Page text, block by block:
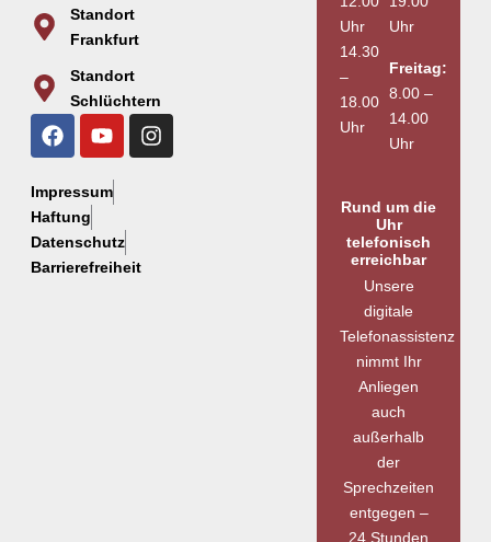
Standort
Frankfurt
Standort
Schlüchtern
Impressum
Haftung
Datenschutz
Barrierefreiheit
Uhr
14.30
–
18.00
Uhr
Uhr
Freitag:
8.00 –
14.00
Uhr
Rund um die
Uhr
telefonisch
erreichbar
Unsere
digitale
Telefonassistenz
nimmt Ihr
Anliegen
auch
außerhalb
der
Sprechzeiten
entgegen –
24 Stunden